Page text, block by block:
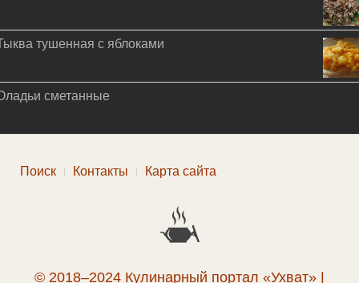
тушенная с яблоками
сметанные
Поиск Контакты Карта сайта
© 2018–2024 Кулинарный портал «Ухват» |